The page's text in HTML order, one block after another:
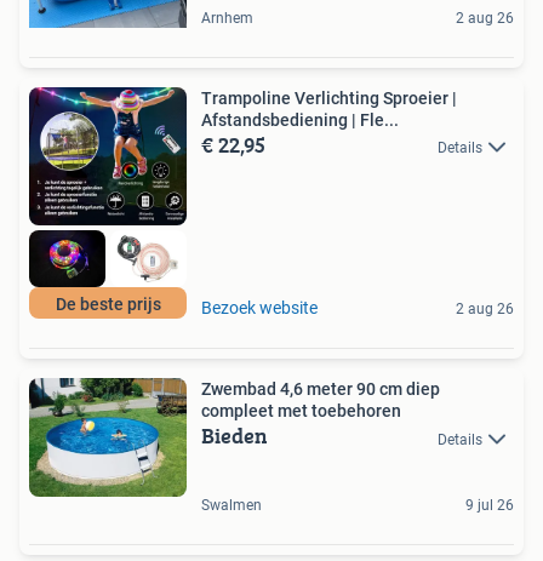
Arnhem 2 aug 26
De beste prijs
Trampoline Verlichting Sproeier |
Afstandsbediening | Fle...
€ 22,95 Details
Bezoek website 2 aug 26
Zwembad 4,6 meter 90 cm diep
compleet met toebehoren
Bieden Details
Swalmen 9 jul 26